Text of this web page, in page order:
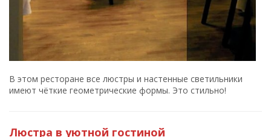
В этом ресторане все люстры и настенные светильники
имеют чёткие геометрические формы. Это стильно!
Люстра в уютной гостиной